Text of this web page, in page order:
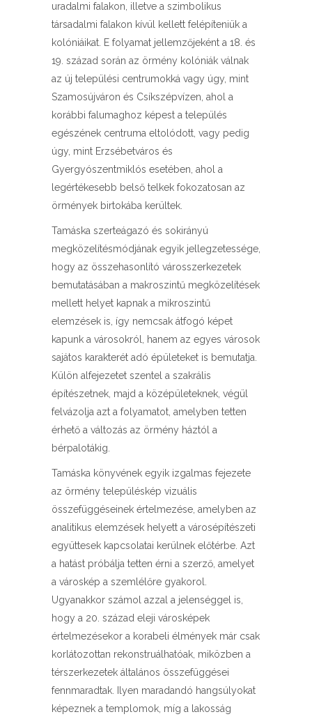
uradalmi falakon, illetve a szimbolikus
társadalmi falakon kívül kellett felépíteniük a
kolóniáikat. E folyamat jellemzőjeként a 18. és
19. század során az örmény kolóniák válnak
az új települési centrumokká vagy úgy, mint
Szamosújváron és Csíkszépvízen, ahol a
korábbi falumaghoz képest a település
egészének centruma eltolódott, vagy pedig
úgy, mint Erzsébetváros és
Gyergyószentmiklós esetében, ahol a
legértékesebb belső telkek fokozatosan az
örmények birtokába kerültek.
Tamáska szerteágazó és sokirányú
megközelítésmódjának egyik jellegzetessége,
hogy az összehasonlító városszerkezetek
bemutatásában a makroszintű megközelítések
mellett helyet kapnak a mikroszintű
elemzések is, így nemcsak átfogó képet
kapunk a városokról, hanem az egyes városok
sajátos karakterét adó épületeket is bemutatja.
Külön alfejezetet szentel a szakrális
építészetnek, majd a középületeknek, végül
felvázolja azt a folyamatot, amelyben tetten
érhető a változás az örmény háztól a
bérpalotákig.
Tamáska könyvének egyik izgalmas fejezete
az örmény településkép vizuális
összefüggéseinek értelmezése, amelyben az
analitikus elemzések helyett a városépítészeti
együttesek kapcsolatai kerülnek előtérbe. Azt
a hatást próbálja tetten érni a szerző, amelyet
a városkép a szemlélőre gyakorol.
Ugyanakkor számol azzal a jelenséggel is,
hogy a 20. század eleji városképek
értelmezésekor a korabeli élmények már csak
korlátozottan rekonstruálhatóak, miközben a
térszerkezetek általános összefüggései
fennmaradtak. Ilyen maradandó hangsúlyokat
képeznek a templomok, míg a lakosság